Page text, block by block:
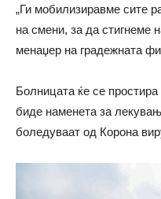
„Ги мобилизиравме сите
на смени, за да стигнеме
менаџер на градежната
Болницата ќе се
биде наменета за
боледуваат од Корона